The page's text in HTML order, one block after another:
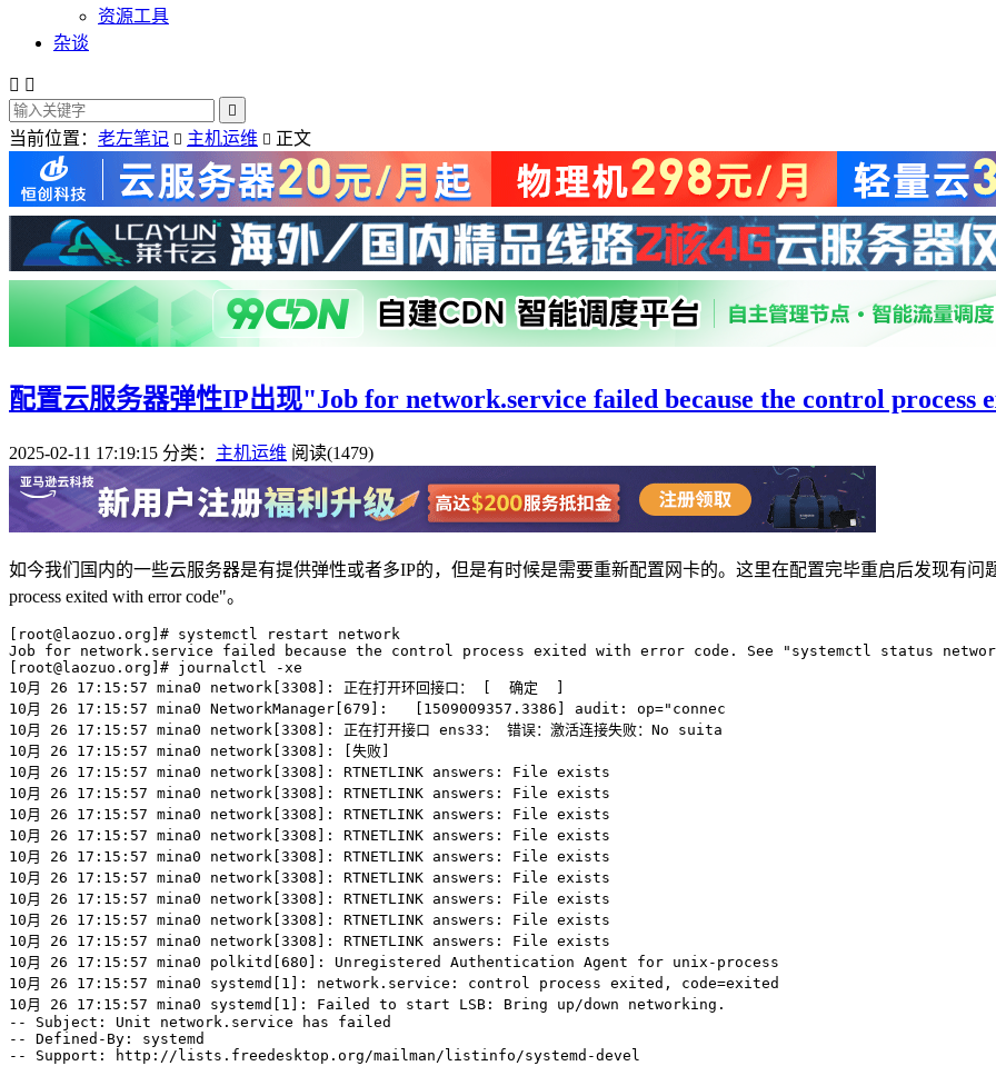
资源工具
杂谈
 

当前位置： 老左笔记  主机运维  正文
配置云服务器弹性IP出现"Job for network.service failed because the control process
2025-02-11 17:19:15 分类： 主机运维 阅读(1479)
如今我们国内的一些云服务器是有提供弹性或者多IP的，但是有时候是需要重新配置网卡的。这里在配置完毕重启后发现有问题
process exited with error code"。
[root@laozuo.org]# systemctl restart network
Job for network.service failed because the control process exited with error code. See "systemctl status
[root@laozuo.org]# journalctl -xe
10月 26 17:15:57 mina0 network[3308]: 正在打开环回接口： [  确定  ]
10月 26 17:15:57 mina0 NetworkManager[679]:   [1509009357.3386] audit: op="connec
10月 26 17:15:57 mina0 network[3308]: 正在打开接口 ens33： 错误：激活连接失败：No suita
10月 26 17:15:57 mina0 network[3308]: [失败]
10月 26 17:15:57 mina0 network[3308]: RTNETLINK answers: File exists
10月 26 17:15:57 mina0 network[3308]: RTNETLINK answers: File exists
10月 26 17:15:57 mina0 network[3308]: RTNETLINK answers: File exists
10月 26 17:15:57 mina0 network[3308]: RTNETLINK answers: File exists
10月 26 17:15:57 mina0 network[3308]: RTNETLINK answers: File exists
10月 26 17:15:57 mina0 network[3308]: RTNETLINK answers: File exists
10月 26 17:15:57 mina0 network[3308]: RTNETLINK answers: File exists
10月 26 17:15:57 mina0 network[3308]: RTNETLINK answers: File exists
10月 26 17:15:57 mina0 network[3308]: RTNETLINK answers: File exists
10月 26 17:15:57 mina0 polkitd[680]: Unregistered Authentication Agent for unix-process
10月 26 17:15:57 mina0 systemd[1]: network.service: control process exited, code=exited
10月 26 17:15:57 mina0 systemd[1]: Failed to start LSB: Bring up/down networking.
-- Subject: Unit network.service has failed
-- Defined-By: systemd